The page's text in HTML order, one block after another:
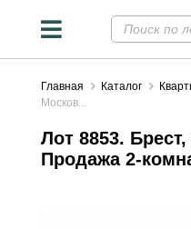
Главная Каталог
Москов...
Лот 8853.
Продажа 2-